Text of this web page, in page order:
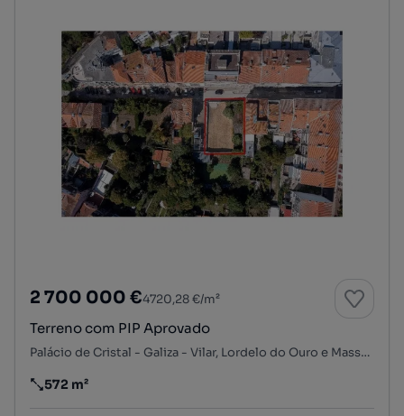
2 700 000 €4720,28 €/m²
Terreno com PIP Aprovado
Palácio de Cristal - Galiza - Vilar, Lordelo do Ouro e Massarelos, Porto, Porto
Preço por metro quadrado
572 m²